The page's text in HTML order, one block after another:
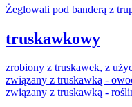
Żeglowali pod banderą z
truskawkowy
zrobiony z truskawek, z
związany z truskawką -
związany z truskawką -